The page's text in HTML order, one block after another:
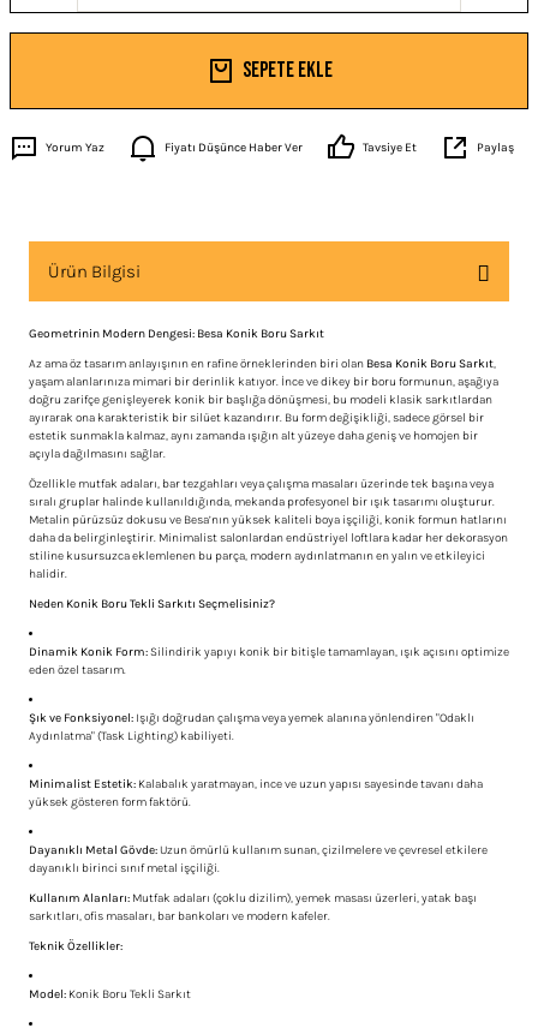
Sepete Ekle
Yorum Yaz Fiyatı Düşünce Haber Ver Tavsiye Et Paylaş
Ürün Bilgisi
Geometrinin Modern Dengesi: Besa Konik Boru Sarkıt
Az ama öz tasarım anlayışının en rafine örneklerinden biri olan Besa Konik Boru Sarkıt,
yaşam alanlarınıza mimari bir derinlik katıyor. İnce ve dikey bir boru formunun, aşağıya
doğru zarifçe genişleyerek konik bir başlığa dönüşmesi, bu modeli klasik sarkıtlardan
ayırarak ona karakteristik bir silüet kazandırır. Bu form değişikliği, sadece görsel bir
estetik sunmakla kalmaz, aynı zamanda ışığın alt yüzeye daha geniş ve homojen bir
açıyla dağılmasını sağlar.
Özellikle mutfak adaları, bar tezgahları veya çalışma masaları üzerinde tek başına veya
sıralı gruplar halinde kullanıldığında, mekanda profesyonel bir ışık tasarımı oluşturur.
Metalin pürüzsüz dokusu ve Besa’nın yüksek kaliteli boya işçiliği, konik formun hatlarını
daha da belirginleştirir. Minimalist salonlardan endüstriyel loftlara kadar her dekorasyon
stiline kusursuzca eklemlenen bu parça, modern aydınlatmanın en yalın ve etkileyici
halidir.
Neden Konik Boru Tekli Sarkıtı Seçmelisiniz?
Dinamik Konik Form:Silindirik yapıyı konik bir bitişle tamamlayan, ışık açısını optimize
eden özel tasarım.
Şık ve Fonksiyonel: Işığı doğrudan çalışma veya yemek alanına yönlendiren "Odaklı
Aydınlatma" (Task Lighting) kabiliyeti.
Minimalist Estetik: Kalabalık yaratmayan, ince ve uzun yapısı sayesinde tavanı daha
yüksek gösteren form faktörü.
Dayanıklı Metal Gövde:Uzun ömürlü kullanım sunan, çizilmelere ve çevresel etkilere
dayanıklı birinci sınıf metal işçiliği.
Kullanım Alanları: Mutfak adaları (çoklu dizilim), yemek masası üzerleri, yatak başı
sarkıtları, ofis masaları, bar bankoları ve modern kafeler.
Teknik Özellikler:
Model: Konik Boru Tekli Sarkıt